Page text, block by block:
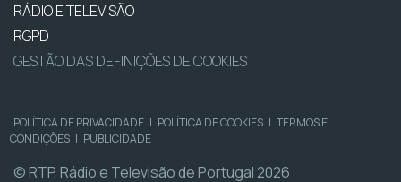
RÁDIO E TELEVISÃO
RGPD
GESTÃO DAS DEFINIÇÕES DE COOKIES
POLÍTICA DE PRIVACIDADE | POLÍTICA DE COOKIES | TERMOS E
CONDIÇÕES | PUBLICIDADE
© RTP, Rádio e Televisão de Portugal 2026